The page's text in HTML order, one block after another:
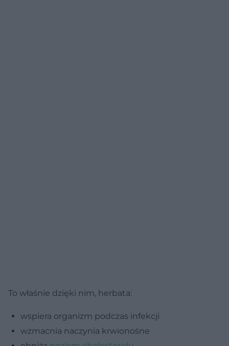
To właśnie dzięki nim, herbata:
wspiera organizm podczas infekcji
wzmacnia naczynia krwionośne